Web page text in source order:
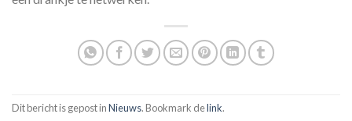
Dit bericht is gepost inNieuws. Bookmark delink.